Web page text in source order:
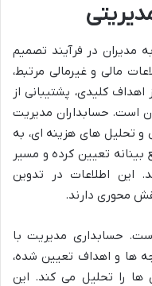
مدیران در فرآیند تصمیم
مالی و غیرمالی مرتبط،
کلیدی، پشتیبانی از
است. حسابداران مدیریت
و تحلیل های هزینه ای، به
تعیین کرده و مسیر
این اطلاعات در تدوین
محوری دارند.
حسابداری مدیریت با
ها و اهداف تعیین شده،
ها را تحلیل می کند. این